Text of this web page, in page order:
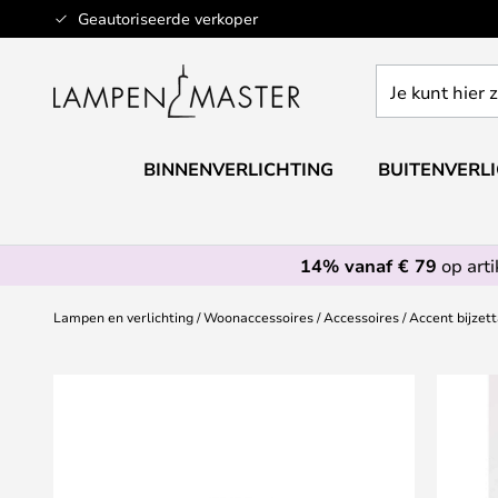
Geautoriseerde verkoper
Ga
naar
inhoud
kunt
zoeken
webwinkel
BINNENVERLICHTING
14% vanaf € 79 op
Lampen en verlichting Woonaccessoires Accessoires Accent